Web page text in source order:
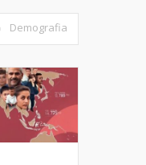
Demografia